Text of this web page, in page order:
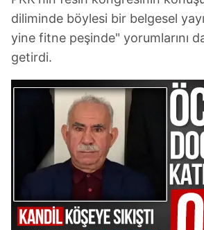
diliminde böylesi bir belgesel
yine fitne peşinde" yorumlarını
getirdi.